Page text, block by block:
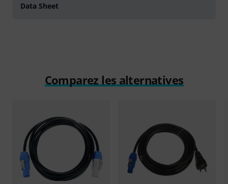
Data Sheet
Comparez les alternatives